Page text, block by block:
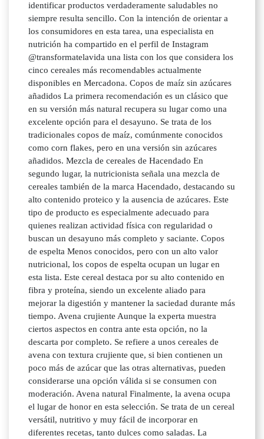
identificar productos verdaderamente saludables no
siempre resulta sencillo. Con la intención de orientar a
los consumidores en esta tarea, una especialista en
nutrición ha compartido en el perfil de Instagram
@transformatelavida una lista con los que considera los
cinco cereales más recomendables actualmente
disponibles en Mercadona. Copos de maíz sin azúcares
añadidos La primera recomendación es un clásico que
en su versión más natural recupera su lugar como una
excelente opción para el desayuno. Se trata de los
tradicionales copos de maíz, comúnmente conocidos
como corn flakes, pero en una versión sin azúcares
añadidos. Mezcla de cereales de Hacendado En
segundo lugar, la nutricionista señala una mezcla de
cereales también de la marca Hacendado, destacando su
alto contenido proteico y la ausencia de azúcares. Este
tipo de producto es especialmente adecuado para
quienes realizan actividad física con regularidad o
buscan un desayuno más completo y saciante. Copos
de espelta Menos conocidos, pero con un alto valor
nutricional, los copos de espelta ocupan un lugar en
esta lista. Este cereal destaca por su alto contenido en
fibra y proteína, siendo un excelente aliado para
mejorar la digestión y mantener la saciedad durante más
tiempo. Avena crujiente Aunque la experta muestra
ciertos aspectos en contra ante esta opción, no la
descarta por completo. Se refiere a unos cereales de
avena con textura crujiente que, si bien contienen un
poco más de azúcar que las otras alternativas, pueden
considerarse una opción válida si se consumen con
moderación. Avena natural Finalmente, la avena ocupa
el lugar de honor en esta selección. Se trata de un cereal
versátil, nutritivo y muy fácil de incorporar en
diferentes recetas, tanto dulces como saladas. La